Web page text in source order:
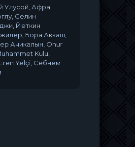
Улусой, Афра
Селин
Йеткин
Бора Аккаш,
Ачикалын, Onur
Kulu,
Yelçi, Себнем